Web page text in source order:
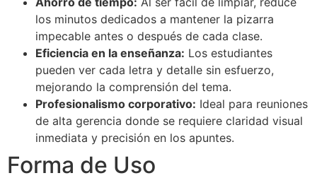
los minutos dedicados a mantener la pizarra
impecable antes o después de cada clase.
Eficiencia en la enseñanza: Los estudiantes
pueden ver cada letra y detalle sin esfuerzo,
mejorando la comprensión del tema.
Profesionalismo corporativo: Ideal para reuniones
de alta gerencia donde se requiere claridad visual
inmediata y precisión en los apuntes.
Forma de Uso